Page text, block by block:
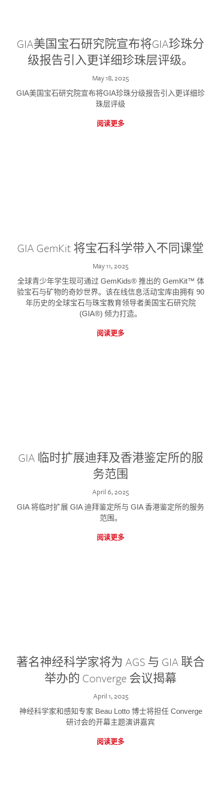
GIA美国宝石研究院宣布将GIA珍珠分
级报告引入更详细珍珠层评级。
May 18, 2025
GIA美国宝石研究院宣布将GIA珍珠分级报告引入更详细珍
珠层评级
阅读更多
GIA GemKit 将宝石科学带入不同课堂
May 11, 2025
全球青少年学生现可通过 GemKids® 推出的 GemKit™ 体
验宝石与矿物的奇妙世界。该在线信息活动宝库由拥有 90
年历史的全球宝石与珠宝教育领导者美国宝石研究院
(GIA®) 倾力打造。
阅读更多
GIA 临时扩展迪拜及香港鉴定所的服
务范围
April 6, 2025
GIA 将临时扩展 GIA 迪拜鉴定所与 GIA 香港鉴定所的服务
范围。
阅读更多
著名神经科学家将为 AGS 与 GIA 联合
举办的 Converge 会议揭幕
April 1, 2025
神经科学家和感知专家 Beau Lotto 博士将担任 Converge
研讨会的开幕主题演讲嘉宾
阅读更多